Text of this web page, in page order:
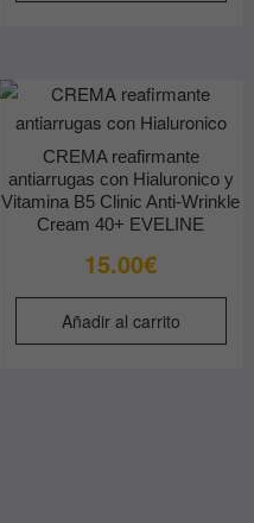
CREMA reafirmante
antiarrugas con Hialuronico y
Vitamina B5 Clinic Anti-Wrinkle
Cream 40+ EVELINE
15.00€
Añadir al carrito